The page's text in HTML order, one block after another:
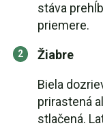
stáva
priemere.
Žiabre
Biela
prirastená
stlačená.